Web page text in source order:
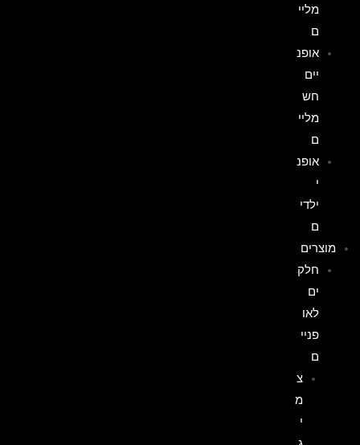
מליי
ם
אופנ
יים
חש
מליי
ם
אופנ
י
ילדי
ם
מוצרים
חלק
ים
לאו
פניי
ם
צ
מ
י